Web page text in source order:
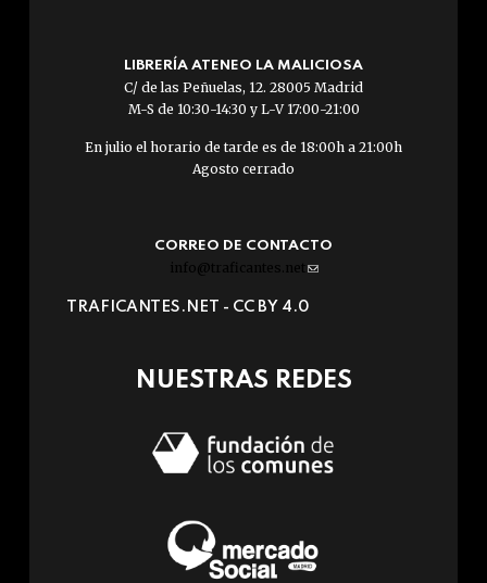
LIBRERÍA ATENEO LA MALICIOSA
C/ de las Peñuelas, 12. 28005 Madrid
M-S de 10:30-14:30 y L-V 17:00-21:00
En julio el horario de tarde es de 18:00h a 21:00h
Agosto cerrado
CORREO DE CONTACTO
info@traficantes.net (link
e-
TRAFICANTES.NET - CC BY 4.0
NUESTRAS REDES